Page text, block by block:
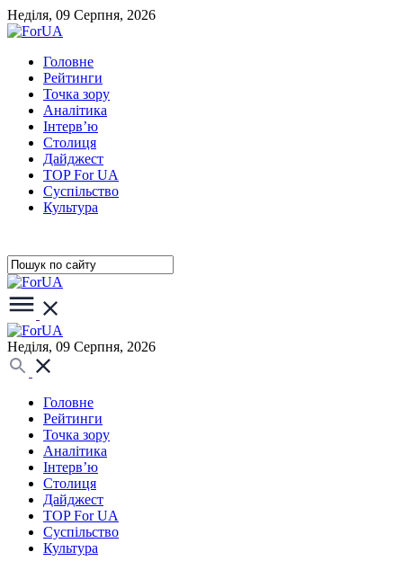
Неділя, 09 Серпня, 2026
Головне
Рейтинги
Точка зору
Аналітика
Інтерв’ю
Столиця
Дайджест
TOP For UA
Суспiльство
Культура
Неділя, 09 Серпня, 2026
Головне
Рейтинги
Точка зору
Аналітика
Інтерв’ю
Столиця
Дайджест
TOP For UA
Суспiльство
Культура